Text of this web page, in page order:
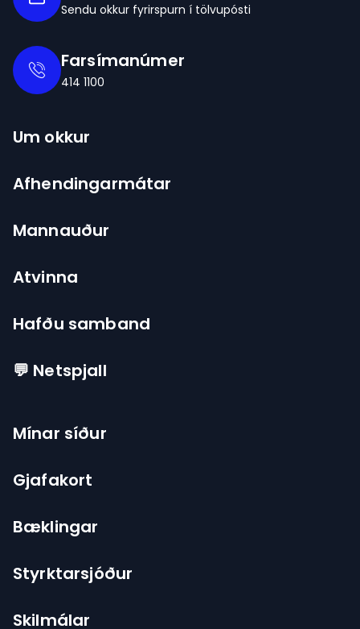
Sendu okkur fyrirspurn í tölvupósti
Farsímanúmer
414 1100
Um okkur
Afhendingarmátar
Mannauður
Atvinna
Hafðu samband
💬 Netspjall
Mínar síður
Gjafakort
Bæklingar
Styrktarsjóður
Skilmálar